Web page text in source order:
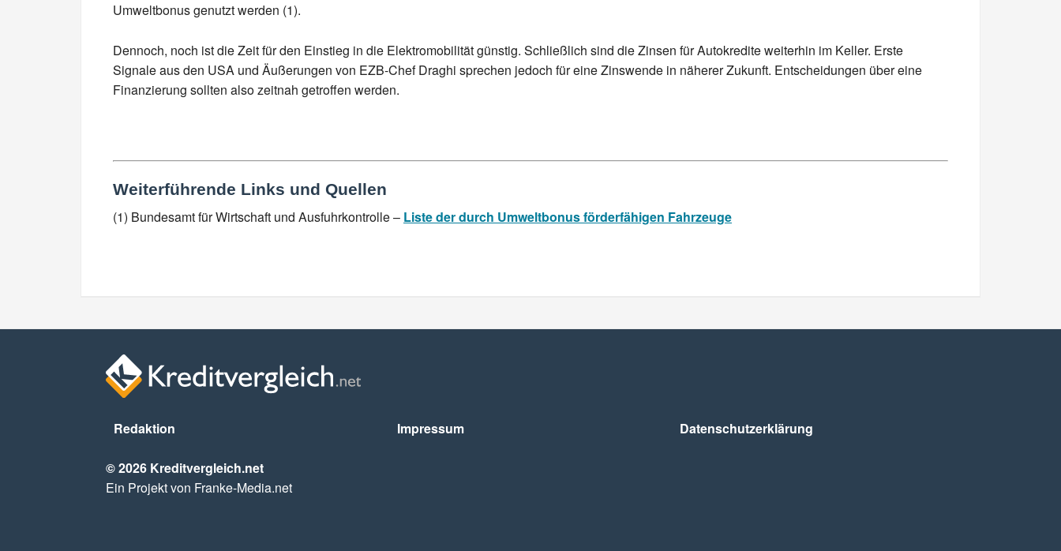
Umweltbonus genutzt werden (1).
Dennoch, noch ist die Zeit für den Einstieg in die Elektromobilität günstig. Schließlich sind die Zinsen für Autokredite weiterhin im Keller. Erste
Signale aus den USA und Äußerungen von EZB-Chef Draghi sprechen jedoch für eine Zinswende in näherer Zukunft. Entscheidungen über eine
Finanzierung sollten also zeitnah getroffen werden.
Weiterführende Links und Quellen
(1) Bundesamt für Wirtschaft und Ausfuhrkontrolle – Liste der durch Umweltbonus förderfähigen Fahrzeuge
Redaktion Impressum Datenschutz­erklärung
© 2026 Kreditvergleich.net
Ein Projekt von Franke-Media.net